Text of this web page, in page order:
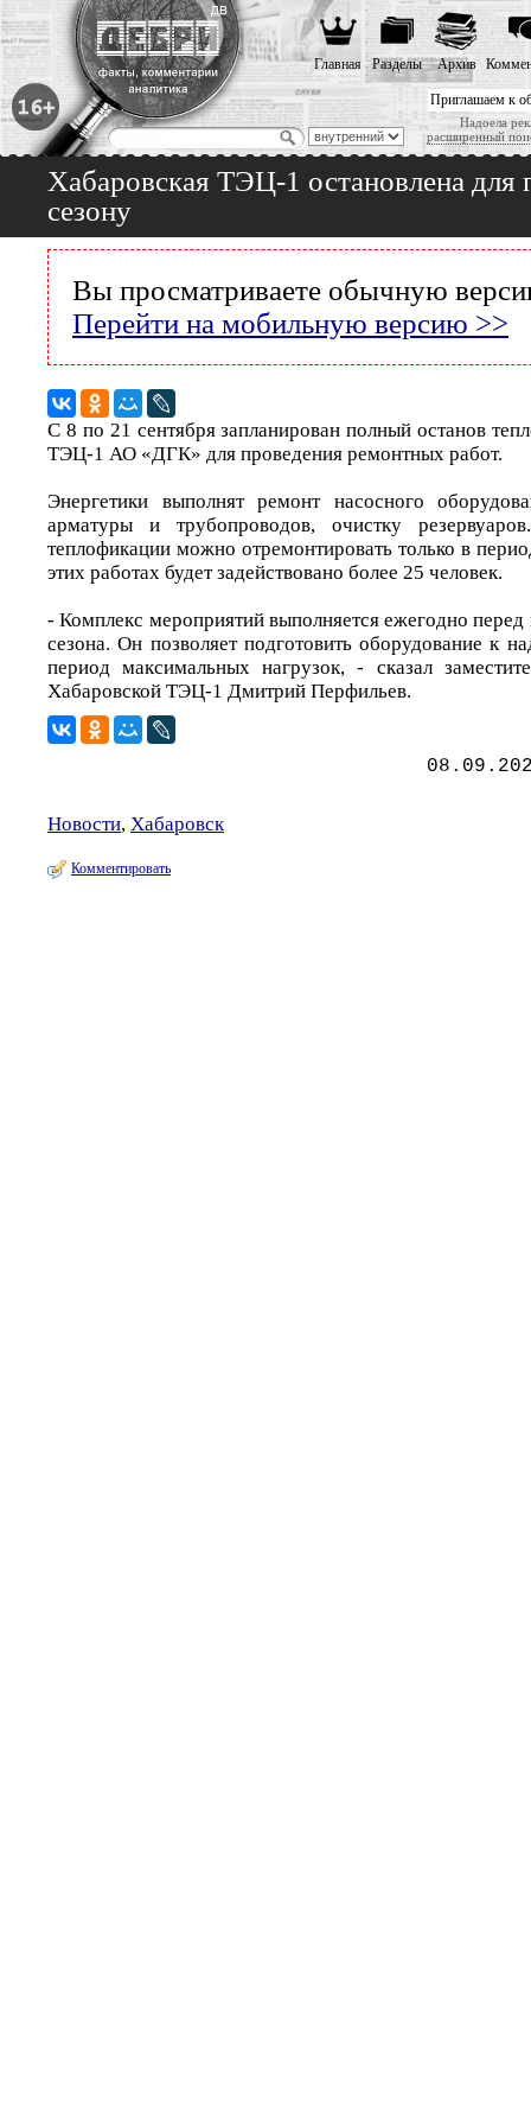
Приглашаем к
Надоела
расширенный
Главная Разделы Архив
Хабаровская ТЭЦ-1 остановлена для
сезону
Вы просматриваете обычную
Перейти на мобильную версию >>
С 8 по 21 сентября запланирован полный останов
ТЭЦ-1 АО «ДГК» для проведения ремонтных работ.
Энергетики выполнят ремонт насосного
арматуры и трубопроводов, очистку
теплофикации можно отремонтировать только в
этих работах будет задействовано более 25 человек.
- Комплекс мероприятий выполняется ежегодно перед
сезона. Он позволяет подготовить оборудование к
период максимальных нагрузок, - сказал
Хабаровской ТЭЦ-1 Дмитрий Перфильев.
Новости, Хабаровск
Комментировать